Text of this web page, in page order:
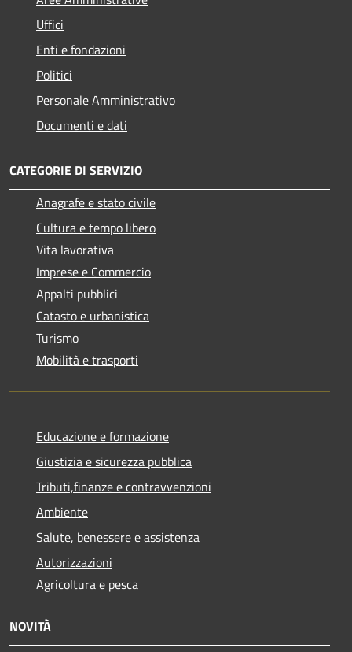
Uffici
Enti e fondazioni
Politici
Personale Amministrativo
Documenti e dati
CATEGORIE DI SERVIZIO
Anagrafe e stato civile
Cultura e tempo libero
Vita lavorativa
Imprese e Commercio
Appalti pubblici
Catasto e urbanistica
Turismo
Mobilità e trasporti
Educazione e formazione
Giustizia e sicurezza pubblica
Tributi,finanze e contravvenzioni
Ambiente
Salute, benessere e assistenza
Autorizzazioni
Agricoltura e pesca
NOVITÀ